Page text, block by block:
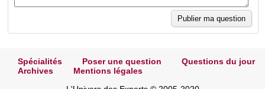
Spécialités Poser une question
Questions du jour
Archives
Mentions légales